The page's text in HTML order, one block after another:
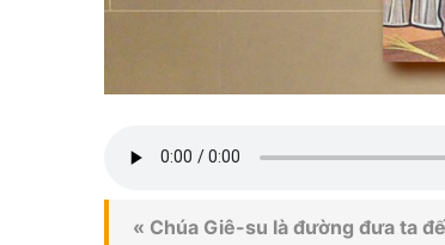
« Chúa Giê-su là đường đưa ta